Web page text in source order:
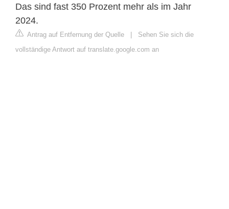
Das sind fast 350 Prozent mehr als im Jahr
2024.
Antrag auf Entfernung der Quelle | Sehen Sie sich die
vollständige Antwort auf translate.google.com an